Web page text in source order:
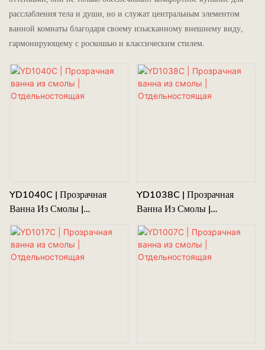
расслабления тела и души, но и служат центральным элементом
ванной комнаты благодаря своему изысканному внешнему виду,
гармонирующему с роскошью и классическим стилем.
YD1040C | Прозрачная
Ванна Из Смолы |
Отдельностоящая
YD1038C | Прозрачная
Ванна Из Смолы |
Отдельностоящая